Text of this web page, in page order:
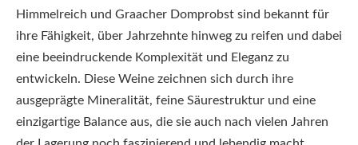
Himmelreich und Graacher Domprobst sind bekannt für
ihre Fähigkeit, über Jahrzehnte hinweg zu reifen und dabei
eine beeindruckende Komplexität und Eleganz zu
entwickeln. Diese Weine zeichnen sich durch ihre
ausgeprägte Mineralität, feine Säurestruktur und eine
einzigartige Balance aus, die sie auch nach vielen Jahren